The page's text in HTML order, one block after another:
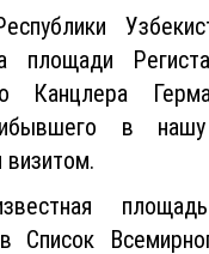
площади
Канцлера
в
Список